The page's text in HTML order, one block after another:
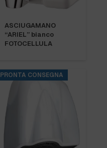
ASCIUGAMANO
“ARIEL” bianco
FOTOCELLULA
PRONTA CONSEGNA